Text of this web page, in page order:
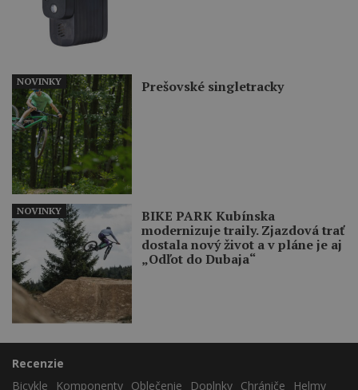
Prešovské singletracky
NOVINKY
BIKE PARK Kubínska
modernizuje traily. Zjazdová trať
dostala nový život a v pláne je aj
„Odľot do Dubaja“
NOVINKY
Recenzie
Bicykle
Komponenty Oblečenie Doplnky Chrániče
Helmy